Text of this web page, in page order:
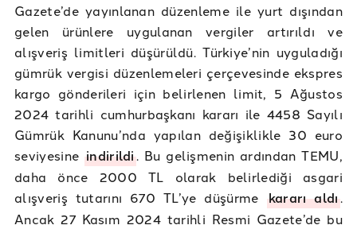
Gazete’de yayınlanan düzenleme ile yurt dışından
gelen ürünlere uygulanan vergiler artırıldı ve
alışveriş limitleri düşürüldü. Türkiye’nin uyguladığı
gümrük vergisi düzenlemeleri çerçevesinde ekspres
kargo gönderileri için belirlenen limit, 5 Ağustos
2024 tarihli cumhurbaşkanı kararı ile 4458 Sayılı
Gümrük Kanunu’nda yapılan değişiklikle 30 euro
seviyesine indirildi. Bu gelişmenin ardından TEMU,
daha önce 2000 TL olarak belirlediği asgari
alışveriş tutarını 670 TL’ye düşürme kararı aldı.
Ancak 27 Kasım 2024 tarihli Resmi Gazete’de bu